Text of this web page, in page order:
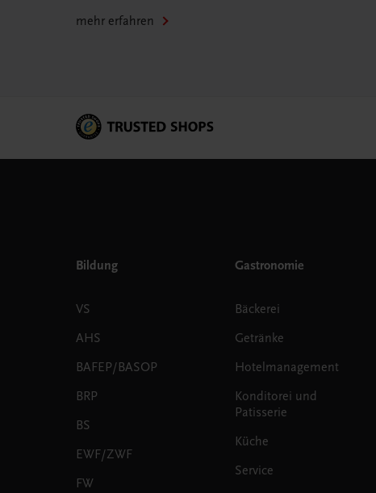
mehr erfahren
Bildung
VS
AHS
BAFEP/BASOP
BRP
BS
EWF/ZWF
FW
Gastronomie
Bäckerei
Getränke
Hotelmanagement
Konditorei und
Patisserie
Küche
Service